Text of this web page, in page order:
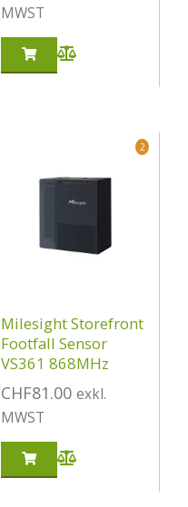
MWST
2
Milesight Storefront
Footfall Sensor
VS361 868MHz
CHF81.00 exkl.
MWST